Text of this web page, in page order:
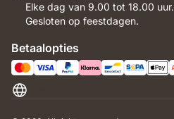
Elke dag van 9.00 tot 18.00 uur.
Gesloten op feestdagen.
Betaalopties